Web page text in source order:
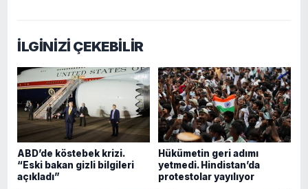
İLGİNİZİ ÇEKEBİLİR
ABD’de köstebek krizi.
“Eski bakan gizli bilgileri
açıkladı”
Hükümetin geri adımı
yetmedi. Hindistan’da
protestolar yayılıyor